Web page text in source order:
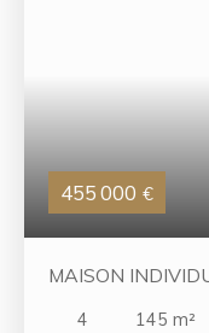
455 000 €
MAISON
ÉPINAY-SUR-
4 145 m²